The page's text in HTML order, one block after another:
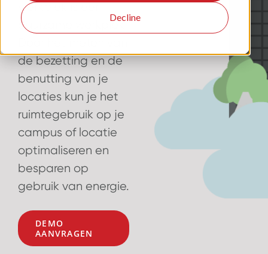
Decline
werkplek is een
duurzame werkplek.
de bezetting en de
benutting van je
locaties kun je het
ruimtegebruik op je
campus of locatie
optimaliseren en
besparen op
gebruik van energie.
DEMO
AANVRAGEN